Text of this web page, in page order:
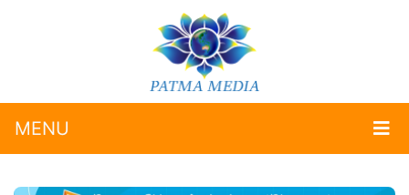
MENU